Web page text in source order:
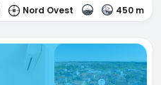
Nord Ovest 450 m